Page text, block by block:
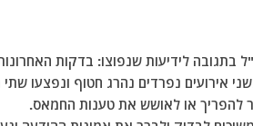
בתגובה לידיעות שנפוצו: ‏בדקות
אירועים נפרדים נהרג חטוף ונפצעו
או לאושש את טענות החמאס.